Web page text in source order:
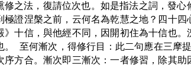
修之法，復請位次也。如是指法之詞，發心
極證涅槃之前，云何名為乾慧之地？四十
》十信，與他經不同，因開初住為十信也。
至何漸次，得修行目：此二句應在三摩
序方合。漸次即三漸次：一者修習，除其助